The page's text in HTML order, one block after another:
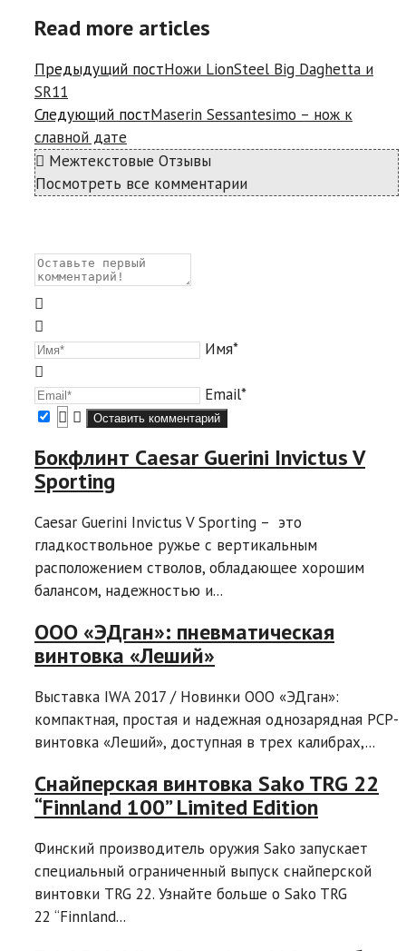
Read more articles
Предыдущий постНожи LionSteel Big Daghetta и
SR11
Следующий постMaserin Sessantesimo – нож к
славной дате
Межтекстовые Отзывы
Посмотреть все комментарии
Имя*
Email*
Бокфлинт Caesar Guerini Invictus V
Sporting
Caesar Guerini Invictus V Sporting – это
гладкоствольное ружье с вертикальным
расположением стволов, обладающее хорошим
балансом, надежностью и...
ООО «ЭДган»: пневматическая
винтовка «Леший»
Выставка IWA 2017 / Новинки ООО «ЭДган»:
компактная, простая и надежная однозарядная РСР-
винтовка «Леший», доступная в трех калибрах,...
Снайперская винтовка Sako TRG 22
“Finnland 100” Limited Edition
Финский производитель оружия Sako запускает
специальный ограниченный выпуск снайперской
винтовки TRG 22. Узнайте больше о Sako TRG
22 “Finnland...